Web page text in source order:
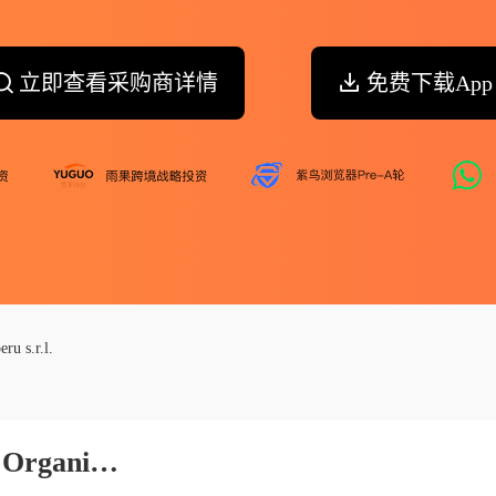
立即查看采购商详情 免费下载App
s.r.l.
Complementos Y Suplementos Organicos Del Peru S.r.l.